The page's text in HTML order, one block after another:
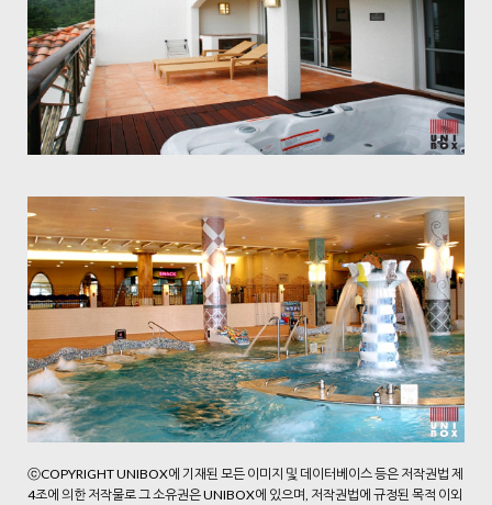
ⓒCOPYRIGHTUNIBOX에 기재된 모든 이미지 및 데이터베이스 등은 저작권법 제
4조에 의한 저작물로 그 소유권은 UNIBOX에 있으며, 저작권법에 규정된 목적 이외